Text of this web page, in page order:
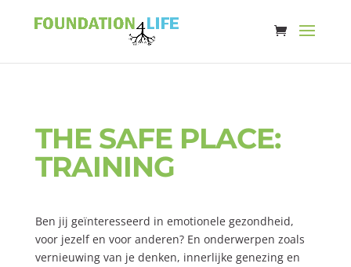
THE SAFE PLACE:
TRAINING
Ben jij geïnteresseerd in emotionele gezondheid,
voor jezelf en voor anderen? En onderwerpen zoals
vernieuwing van je denken, innerlijke genezing en